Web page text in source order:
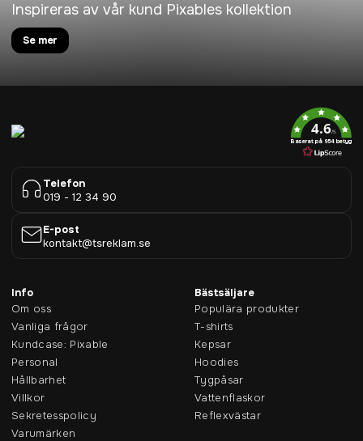
Inspireras av vår kund Pixables kollektion
Se mer
4.6/5
Baserat på 954 betyg
Telefon
019 - 12 34 90
E-post
kontakt@tsreklam.se
Info
Om oss
Vanliga frågor
Kundcase: Pixable
Personal
Hållbarhet
Villkor
Sekretesspolicy
Varumärken
Bästsäljare
Populära produkter
T-shirts
Kepsar
Hoodies
Tygpåsar
Vattenflaskor
Reflexvästar